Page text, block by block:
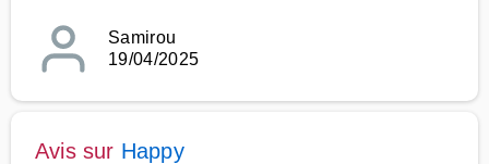
Samirou
19/04/2025
Avis sur Happy